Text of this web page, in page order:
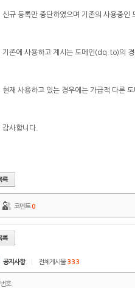
신규 등록만 중단하였으며 기존의 사용중인
기존에 사용하고 계시는 도메인(dq.to)의
현재 사용하고 있는 경우에는 가급적 다른
감사합니다.
코멘트0
공지사항 전체게시물333
번호